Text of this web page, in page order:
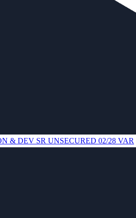
& DEV SR UNSECURED 02/28 VAR